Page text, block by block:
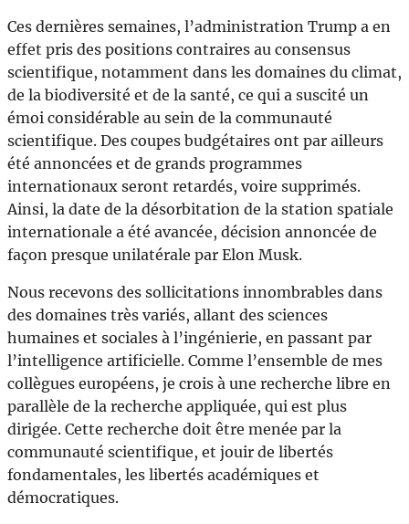
Ces dernières semaines, l’administration Trump a en
effet pris des positions contraires au consensus
scientifique, notamment dans les domaines du climat,
de la biodiversité et de la santé, ce qui a suscité un
émoi considérable au sein de la communauté
scientifique. Des coupes budgétaires ont par ailleurs
été annoncées et de grands programmes
internationaux seront retardés, voire supprimés.
Ainsi, la date de la désorbitation de la station spatiale
internationale a été avancée, décision annoncée de
façon presque unilatérale par Elon Musk.
Nous recevons des sollicitations innombrables dans
des domaines très variés, allant des sciences
humaines et sociales à l’ingénierie, en passant par
l’intelligence artificielle. Comme l’ensemble de mes
collègues européens, je crois à une recherche libre en
parallèle de la recherche appliquée, qui est plus
dirigée. Cette recherche doit être menée par la
communauté scientifique, et jouir de libertés
fondamentales, les libertés académiques et
démocratiques.